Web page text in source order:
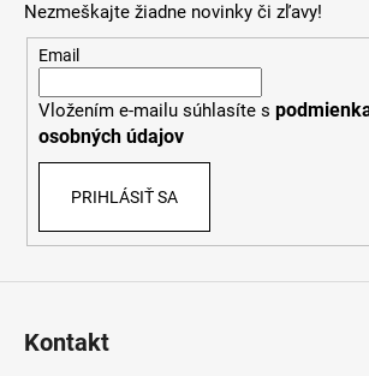
Nezmeškajte žiadne novinky či zľavy!
Email
Vložením e-mailu súhlasíte s
osobných údajov
PRIHLÁSIŤ SA
Kontakt